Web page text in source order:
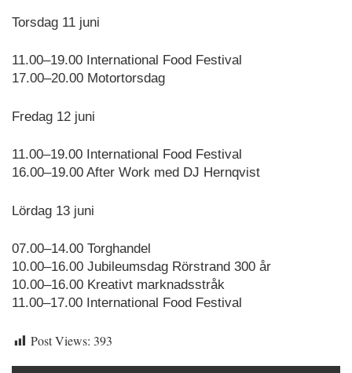
Torsdag 11 juni
11.00–19.00 International Food Festival
17.00–20.00 Motortorsdag
Fredag 12 juni
11.00–19.00 International Food Festival
16.00–19.00 After Work med DJ Hernqvist
Lördag 13 juni
07.00–14.00 Torghandel
10.00–16.00 Jubileumsdag Rörstrand 300 år
10.00–16.00 Kreativt marknadsstråk
11.00–17.00 International Food Festival
Post Views: 393